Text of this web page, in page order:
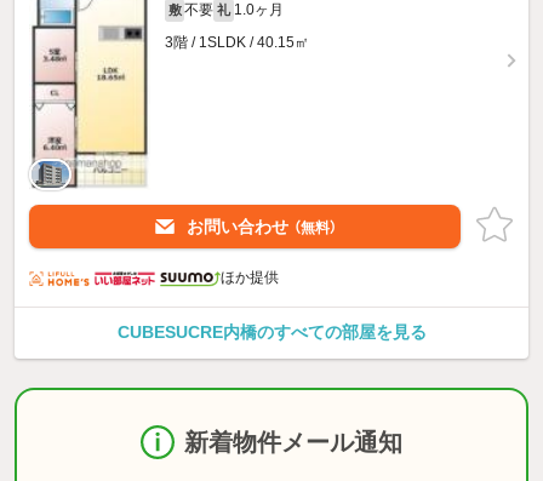
敷 不要 礼 1.0ヶ月
3階 / 1SLDK / 40.15㎡
お問い合わせ （無料）
ほか提供
CUBESUCRE内橋のすべての部屋を見る
新着物件メール通知